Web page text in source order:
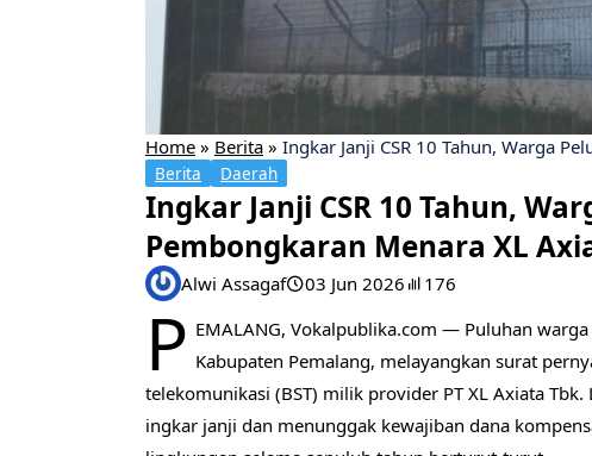
Home » Berita » Ingkar Janji CSR 10 Tahun, Warga
Berita Daerah
Ingkar Janji CSR 10 Tahun,
Pembongkaran Menara XL
Alwi Assagaf 03 Jun 2026 176
P EMALANG, Vokalpublika.com — Puluhan
Kabupaten Pemalang, melayangkan surat
telekomunikasi (BST) milik provider PT XL Axiata
ingkar janji dan menunggak kewajiban dana